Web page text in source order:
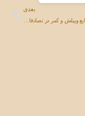
بعدی
​​آسیب‌های شایع ویپلش و کمر در تصادفات رانندگی: درمان و پیگیری قانونی